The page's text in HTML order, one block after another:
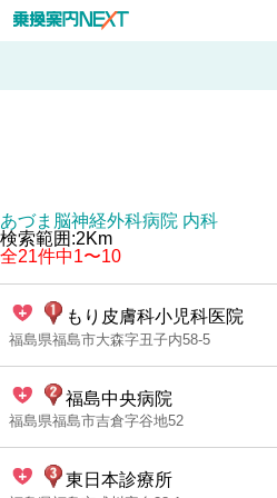
あづま脳神経外科病院 内科
検索範囲:2Km
全21件中1〜10
もり皮膚科小児科医院
福島県福島市大森字丑子内58-5
福島中央病院
福島県福島市吉倉字谷地52
東日本診療所